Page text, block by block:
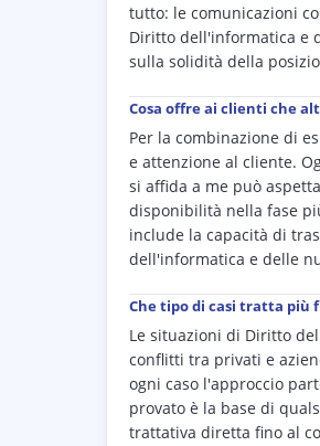
tutto: le comunicazioni
Diritto dell'informatica e
sulla solidità della
Cosa offre ai clienti che
Per la combinazione di
e attenzione al cliente.
si affida a me può
disponibilità nella fase
include la capacità di
dell'informatica e delle
Che tipo di casi tratta
Le situazioni di Diritto
conflitti tra privati e
ogni caso l'approccio
provato è la base di
trattativa diretta fino al